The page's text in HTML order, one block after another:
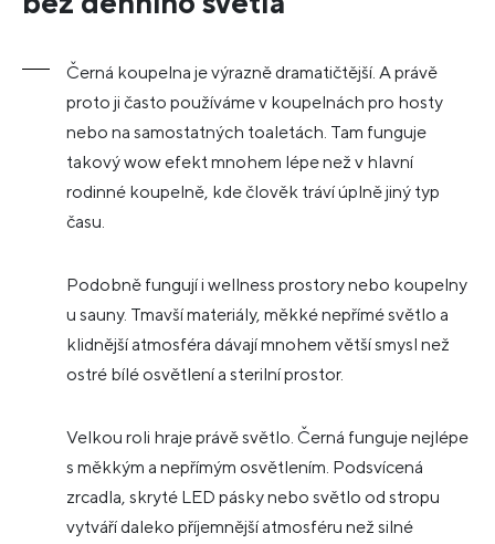
Černá koupelna je výrazně dramatičtější. A právě
proto ji často používáme v koupelnách pro hosty
nebo na samostatných toaletách. Tam funguje
takový wow efekt mnohem lépe než v hlavní
rodinné koupelně, kde člověk tráví úplně jiný typ
času.
Podobně fungují i wellness prostory nebo koupelny
u sauny. Tmavší materiály, měkké nepřímé světlo a
klidnější atmosféra dávají mnohem větší smysl než
ostré bílé osvětlení a sterilní prostor.
Velkou roli hraje právě světlo. Černá funguje nejlépe
s měkkým a nepřímým osvětlením. Podsvícená
zrcadla, skryté LED pásky nebo světlo od stropu
vytváří daleko příjemnější atmosféru než silné